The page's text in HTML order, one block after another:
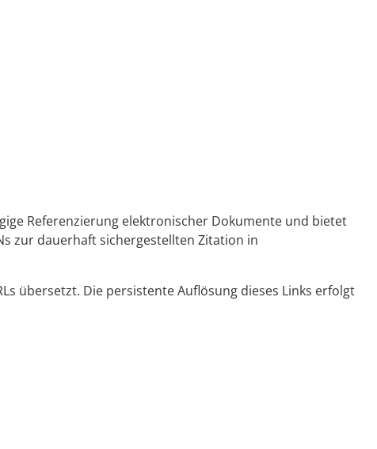
Referenzierung elektronischer Dokumente und bietet
zur dauerhaft sichergestellten Zitation in
übersetzt. Die persistente Auflösung dieses Links erfolgt